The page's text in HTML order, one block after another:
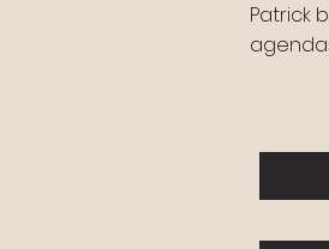
Patrick